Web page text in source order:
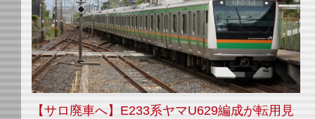
【サロ廃車へ】E233系ヤマU629編成が転用見